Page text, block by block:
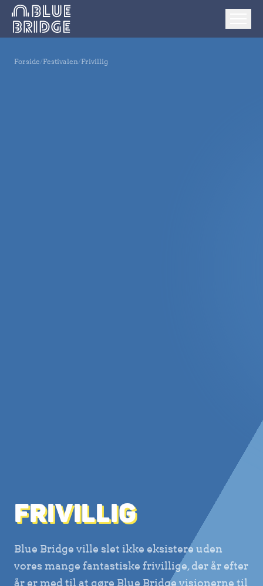
Forside/Festivalen/Frivillig
FRIVILLIG
Blue Bridge ville slet ikke eksistere uden
vores mange fantastiske frivillige, der år efter
år er med til at gøre Blue Bridge visionerne til